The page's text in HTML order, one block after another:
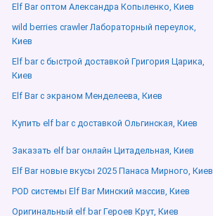
Elf Bar оптом Александра Копыленко, Киев
wild berries crawler Лабораторный переулок,
Киев
Elf bar с быстрой доставкой Григория Царика,
Киев
Elf Bar с экраном Менделеева, Киев
Купить elf bar с доставкой Ольгинская, Киев
Заказать elf bar онлайн Цитадельная, Киев
Elf Bar новые вкусы 2025 Панаса Мирного, Киев
POD системы Elf Bar Минский массив, Киев
Оригинальный elf bar Героев Крут, Киев